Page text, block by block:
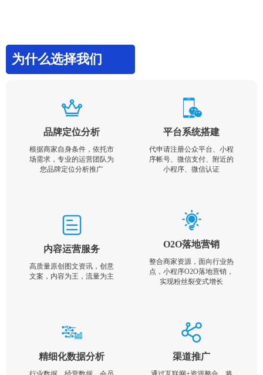
为什么选择我们
品牌定位分析
根据商家自身条件，依托市
场需求，专业的运营团队为
您品牌定位分析推广
平台系统搭建
代申请注册公众平台、小程
序帐号、微信支付、附近的
小程序、微信认证
内容运营服务
高质量原创图文资讯，创意
文案，内容为王，流量为主
O2O落地营销
整合商家资源，面向行业热
点，小程序O2O落地营销，
实现粉丝裂变式增长
精细化数据分析 渠道推广